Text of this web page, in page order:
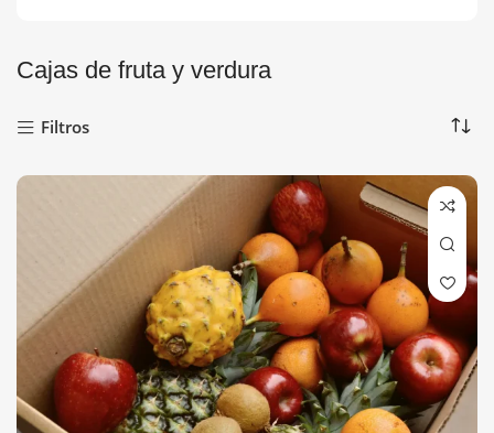
Cajas de fruta y verdura
Filtros